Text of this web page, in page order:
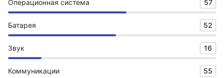
Операционная система 57
Батарея 52
Звук 16
Коммуникации 55